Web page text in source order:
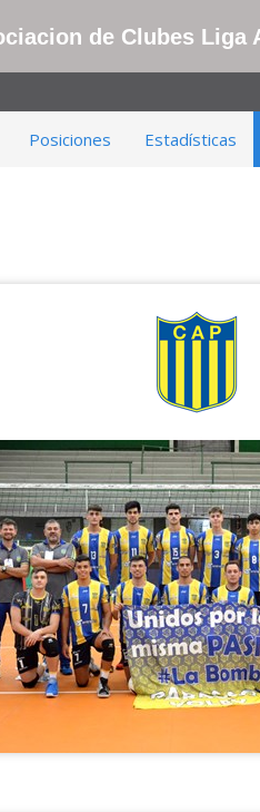
de Clubes Liga
Posiciones Estadísticas